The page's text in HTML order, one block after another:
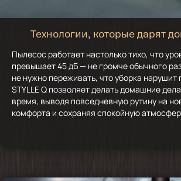
Технологии, которые дарят
Пылесос работает настолько тихо, что
превышает 45 дБ — не громче обычного
не нужно переживать, что уборка нарушит
STYLLE Q позволяет делать домашние
время, выводя повседневную рутину на
комфорта и сохраняя спокойную